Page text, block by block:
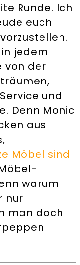
Runde. Ich
euch
vorzustellen.
in jedem
von der
träumen,
und
Denn Monic
aus
Möbel sind
warum
nur
man doch